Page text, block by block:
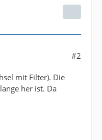
#2
mit Filter). Die
her ist. Da